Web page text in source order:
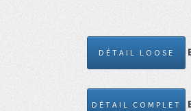
DÉTAIL LOOSE
DÉTAIL COMPLET